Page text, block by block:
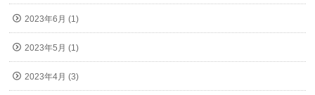
2023年6月 (1)
2023年5月 (1)
2023年4月 (3)